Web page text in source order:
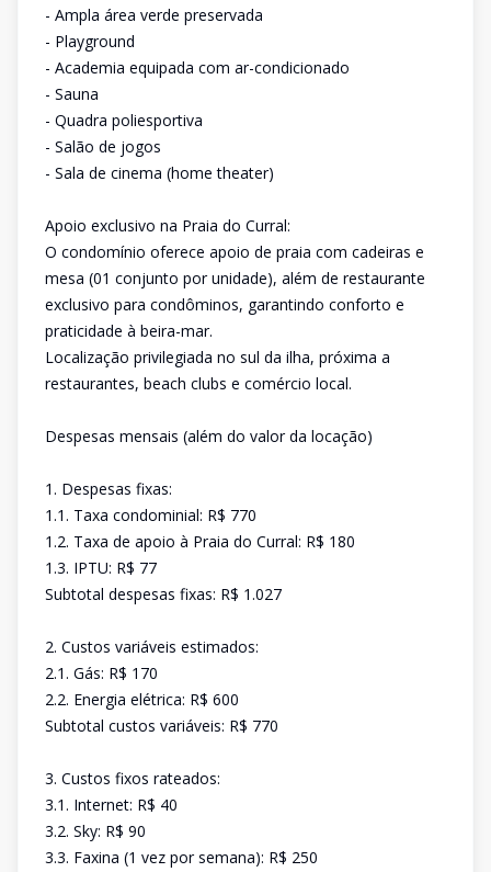
- Ampla área verde preservada
- Playground
- Academia equipada com ar-condicionado
- Sauna
- Quadra poliesportiva
- Salão de jogos
- Sala de cinema (home theater)
Apoio exclusivo na Praia do Curral:
O condomínio oferece apoio de praia com cadeiras e
mesa (01 conjunto por unidade), além de restaurante
exclusivo para condôminos, garantindo conforto e
praticidade à beira-mar.
Localização privilegiada no sul da ilha, próxima a
restaurantes, beach clubs e comércio local.
Despesas mensais (além do valor da locação)
1. Despesas fixas:
1.1. Taxa condominial: R$ 770
1.2. Taxa de apoio à Praia do Curral: R$ 180
1.3. IPTU: R$ 77
Subtotal despesas fixas: R$ 1.027
2. Custos variáveis estimados:
2.1. Gás: R$ 170
2.2. Energia elétrica: R$ 600
Subtotal custos variáveis: R$ 770
3. Custos fixos rateados:
3.1. Internet: R$ 40
3.2. Sky: R$ 90
3.3. Faxina (1 vez por semana): R$ 250